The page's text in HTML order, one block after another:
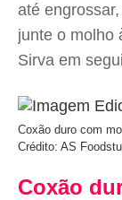
até
junte o molho
Sirva em
Coxão duro com
Crédito: AS
Coxão